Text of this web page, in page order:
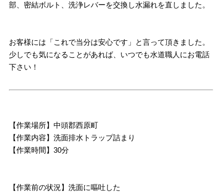
部、密結ボルト、洗浄レバーを交換し水漏れを直しました。
お客様には「これで当分は安心です」と言って頂きました。
少しでも気になることがあれば、いつでも水道職人にお電話
下さい！
【作業場所】中頭郡西原町
【作業内容】洗面排水トラップ詰まり
【作業時間】30分
【作業前の状況】洗面に嘔吐した